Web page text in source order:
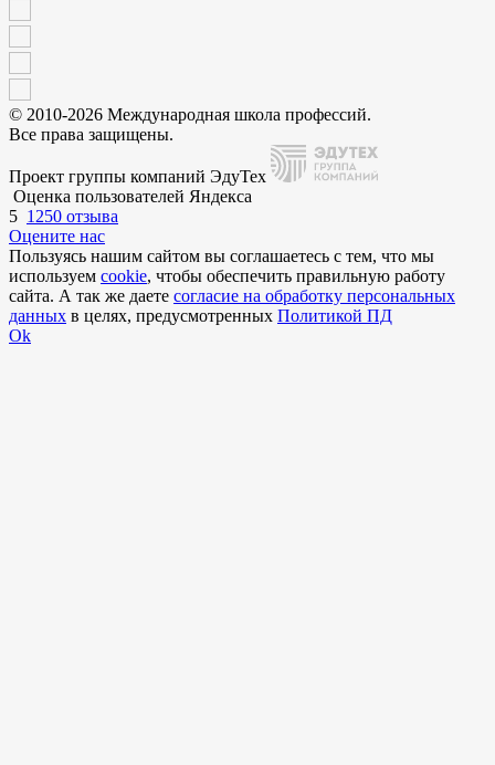
© 2010-2026 Международная школа профессий.
Все права защищены.
Проект группы компаний ЭдуТех
Оценка пользователей Яндекса
5 1250 отзыва
Оцените нас
Пользуясь нашим сайтом вы соглашаетесь с тем, что мы
используем cookie, чтобы обеспечить правильную работу
сайта. А так же даете согласие на обработку персональных
данных в целях, предусмотренных Политикой ПД
Ok